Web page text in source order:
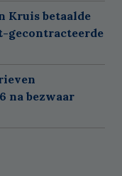
Kruis betaalde
gecontracteerde
na bezwaar